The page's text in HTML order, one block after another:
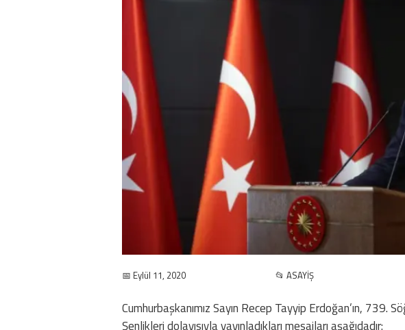
📅 Eylül 11, 2020 📂 ASAYİŞ
Cumhurbaşkanımız Sayın Recep Tayyip Erdoğan’ın, 739.
Şenlikleri dolayısıyla yayınladıkları mesajları aşağıdadır: